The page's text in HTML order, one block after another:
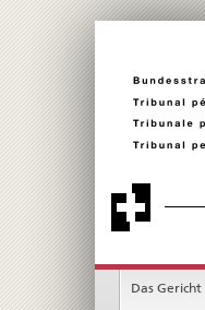
Ricerca
Das Gericht